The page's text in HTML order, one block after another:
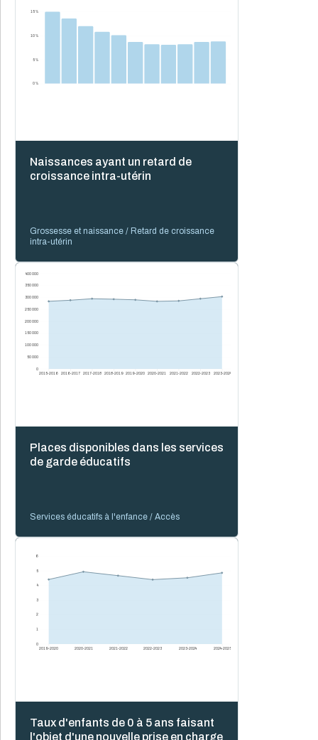
0 %
5 %
10 %
15 %
Naissances ayant un retard de
croissance intra-utérin
Grossesse et naissance / Retard de croissance
intra-utérin
2015-2016 2016-2017 2017-2018 2018-2019 2019-2020 2020-2021 2021-2022 2022-2023 2023-2024
0
50 000
100 000
150 000
200 000
250 000
300 000
350 000
400 000
Places disponibles dans les services
de garde éducatifs
Services éducatifs à l'enfance / Accès
2019-2020 2020-2021 2021-2022 2022-2023 2023-2024 2024-2025
0
1
2
3
4
5
6
Taux d'enfants de 0 à 5 ans faisant
l'objet d'une nouvelle prise en charge